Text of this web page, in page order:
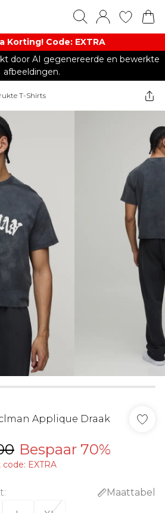
Korting! Code: EXTRA​
door AI gegenereerde en bewerkte
afbeeldingen.
T-Shirts
Applique Draak
Bespaar 70%
EXTRA
:
Maattabel